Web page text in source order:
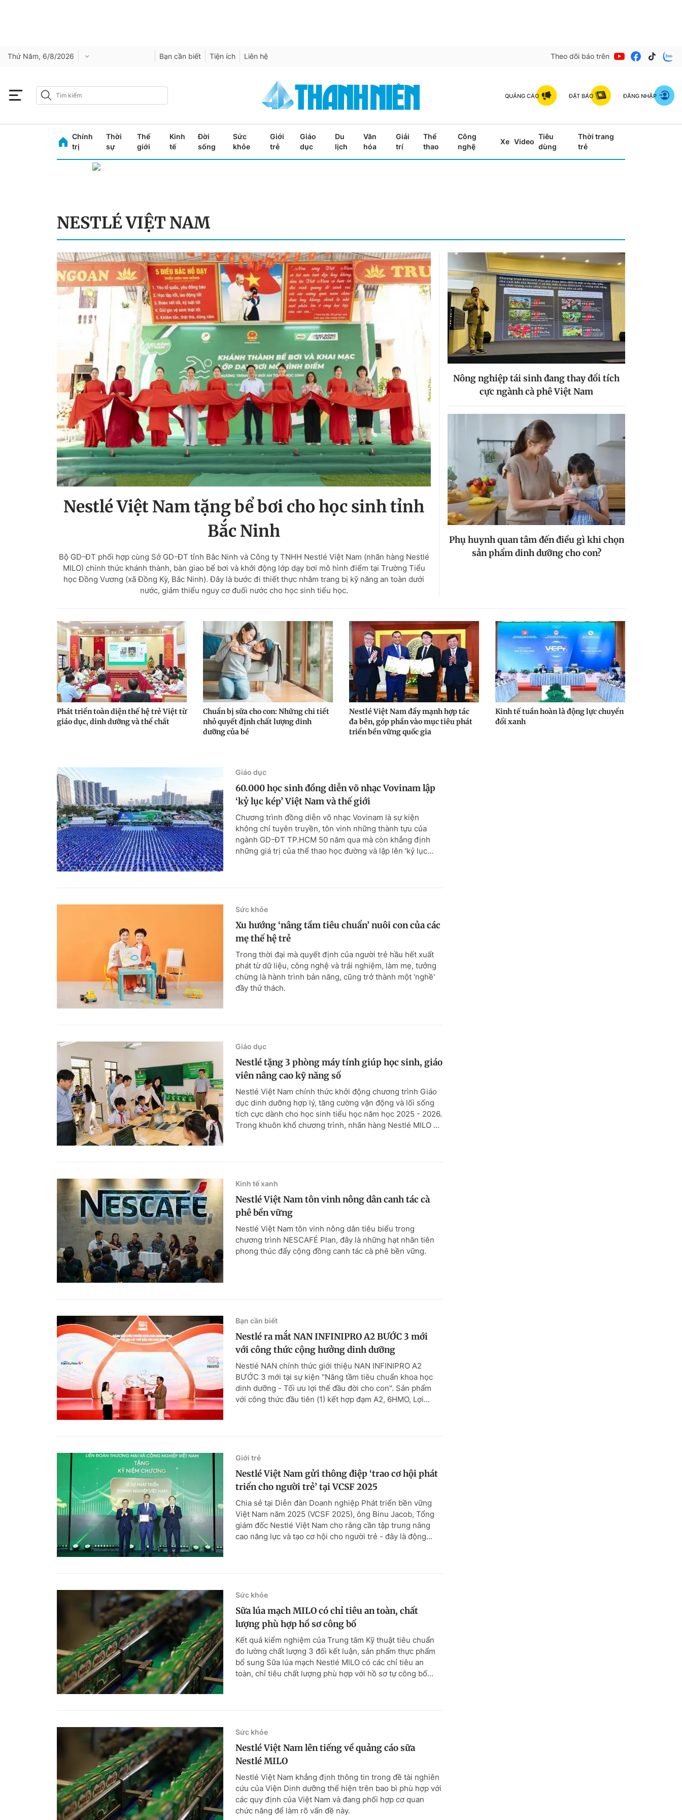
Thứ Năm, 6/8/2026 Bạn cần biết Tiện ích Liên hệ Theo dõi báo trên
QUẢNG CÁO ĐẶT BÁO ĐĂNG NHẬP
Chính
trị
Thời
sự
Thế
giới
Kinh
tế
Đời
sống
Sức
khỏe
Giới
trẻ
Giáo
dục
Du
lịch
Văn
hóa
Giải
trí
Thể
thao
Công
nghệ
Xe Video
Tiêu
dùng
Thời trang
trẻ
NESTLÉ VIỆT NAM
Nestlé Việt Nam tặng bể bơi cho học sinh tỉnh
Bắc Ninh
Bộ GD-ĐT phối hợp cùng Sở GD-ĐT tỉnh Bắc Ninh và Công ty TNHH Nestlé Việt Nam (nhãn hàng Nestlé
MILO) chính thức khánh thành, bàn giao bể bơi và khởi động lớp dạy bơi mô hình điểm tại Trường Tiểu
học Đồng Vương (xã Đồng Kỳ, Bắc Ninh). Đây là bước đi thiết thực nhằm trang bị kỹ năng an toàn dưới
nước, giảm thiểu nguy cơ đuối nước cho học sinh tiểu học.
Nông nghiệp tái sinh đang thay đổi tích
cực ngành cà phê Việt Nam
Phụ huynh quan tâm đến điều gì khi chọn
sản phẩm dinh dưỡng cho con?
Phát triển toàn diện thế hệ trẻ Việt từ
giáo dục, dinh dưỡng và thể chất
Chuẩn bị sữa cho con: Những chi tiết
nhỏ quyết định chất lượng dinh
dưỡng của bé
Nestlé Việt Nam đẩy mạnh hợp tác
đa bên, góp phần vào mục tiêu phát
triển bền vững quốc gia
Kinh tế tuần hoàn là động lực chuyển
đổi xanh
Giáo dục
60.000 học sinh đồng diễn võ nhạc Vovinam lập
‘kỷ lục kép’ Việt Nam và thế giới
Chương trình đồng diễn võ nhạc Vovinam là sự kiện
không chỉ tuyên truyền, tôn vinh những thành tựu của
ngành GD-ĐT TP.HCM 50 năm qua mà còn khẳng định
những giá trị của thể thao học đường và lập lên 'kỷ lục...
Sức khỏe
Xu hướng ‘nâng tầm tiêu chuẩn’ nuôi con của các
mẹ thế hệ trẻ
Trong thời đại mà quyết định của người trẻ hầu hết xuất
phát từ dữ liệu, công nghệ và trải nghiệm, làm mẹ, tưởng
chừng là hành trình bản năng, cũng trở thành một 'nghề'
đầy thử thách.
Giáo dục
Nestlé tặng 3 phòng máy tính giúp học sinh, giáo
viên nâng cao kỹ năng số
Nestlé Việt Nam chính thức khởi động chương trình Giáo
dục dinh dưỡng hợp lý, tăng cường vận động và lối sống
tích cực dành cho học sinh tiểu học năm học 2025 - 2026.
Trong khuôn khổ chương trình, nhãn hàng Nestlé MILO ...
Kinh tế xanh
Nestlé Việt Nam tôn vinh nông dân canh tác cà
phê bền vững
Nestlé Việt Nam tôn vinh nông dân tiêu biểu trong
chương trình NESCAFÉ Plan, đây là những hạt nhân tiên
phong thúc đẩy cộng đồng canh tác cà phê bền vững.
Bạn cần biết
Nestlé ra mắt NAN INFINIPRO A2 BƯỚC 3 mới
với công thức cộng hưởng dinh dưỡng
Nestlé NAN chính thức giới thiệu NAN INFINIPRO A2
BƯỚC 3 mới tại sự kiện "Nâng tầm tiêu chuẩn khoa học
dinh dưỡng - Tối ưu lợi thế đầu đời cho con". Sản phẩm
với công thức đầu tiên (1) kết hợp đạm A2, 6HMO, Lợi...
Giới trẻ
Nestlé Việt Nam gửi thông điệp ‘trao cơ hội phát
triển cho người trẻ’ tại VCSF 2025
Chia sẻ tại Diễn đàn Doanh nghiệp Phát triển bền vững
Việt Nam năm 2025 (VCSF 2025), ông Binu Jacob, Tổng
giám đốc Nestlé Việt Nam cho rằng cần tập trung nâng
cao năng lực và tạo cơ hội cho người trẻ - đây là động...
Sức khỏe
Sữa lúa mạch MILO có chỉ tiêu an toàn, chất
lượng phù hợp hồ sơ công bố
Kết quả kiểm nghiệm của Trung tâm Kỹ thuật tiêu chuẩn
đo lường chất lượng 3 đối kết luận, sản phẩm thực phẩm
bổ sung Sữa lúa mạch Nestlé MILO có các chỉ tiêu an
toàn, chỉ tiêu chất lượng phù hợp với hồ sơ tự công bố...
Sức khỏe
Nestlé Việt Nam lên tiếng về quảng cáo sữa
Nestlé MILO
Nestlé Việt Nam khẳng định thông tin trong đề tài nghiên
cứu của Viện Dinh dưỡng thể hiện trên bao bì phù hợp với
các quy định của Việt Nam và đang phối hợp cơ quan
chức năng để làm rõ vấn đề này.